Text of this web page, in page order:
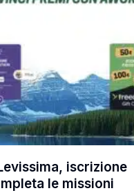
iscrizione
le missioni